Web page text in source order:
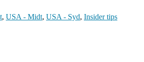
, USA - Midt, USA - Syd, Insider tips